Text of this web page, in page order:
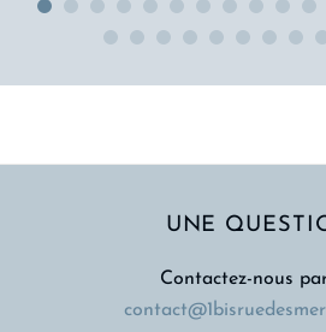
UNE
Contactez-nous